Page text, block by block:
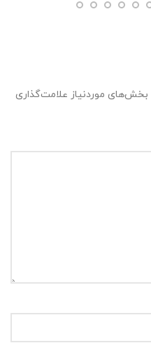
بخش‌های موردنیاز علامت‌گذاری